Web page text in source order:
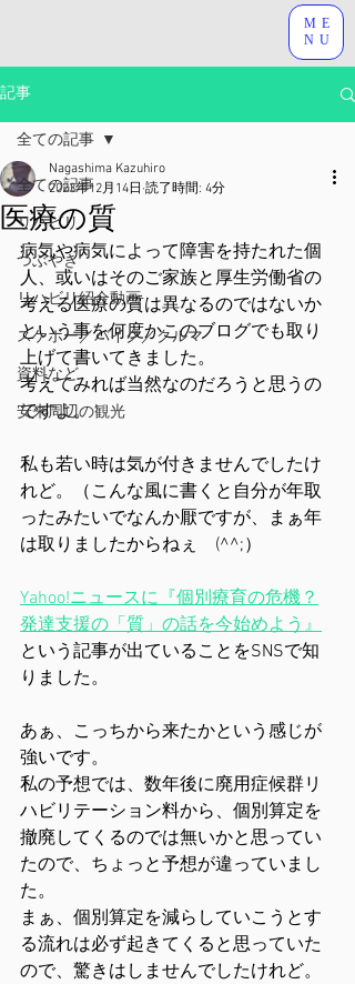
ME
NU
記事
全ての記事
リハビリ
つぶやき
リハビリ紹介動画
スケボー／バイク／クルマ
資料など
安来周辺の観光
全ての記事
医療の質
Nagashima Kazuhiro
2023年12月14日 読了時間: 4分
病気や病気によって障害を持たれた個
人、或いはそのご家族と厚生労働省の
考える医療の質は異なるのではないか
という事を何度かこのブログでも取り
上げて書いてきました。
考えてみれば当然なのだろうと思うの
ですよ。
私も若い時は気が付きませんでしたけ
れど。（こんな風に書くと自分が年取
ったみたいでなんか厭ですが、まぁ年
は取りましたからねぇ　(^^;）
Yahoo!ニュースに『個別療育の危機？
発達支援の「質」の話を今始めよう』
という記事が出ていることをSNSで知
りました。
あぁ、こっちから来たかという感じが
強いです。
私の予想では、数年後に廃用症候群リ
ハビリテーション料から、個別算定を
撤廃してくるのでは無いかと思ってい
たので、ちょっと予想が違っていまし
た。
まぁ、個別算定を減らしていこうとす
る流れは必ず起きてくると思っていた
ので、驚きはしませんでしたけれど。